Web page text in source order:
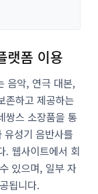
랫폼 이용
음악, 연극 대본,
존하고 제공하는
쌍스 소장품을 통
성기 음반사를
. 웹사이트에서 회
있으며, 일부 자
됩니다.